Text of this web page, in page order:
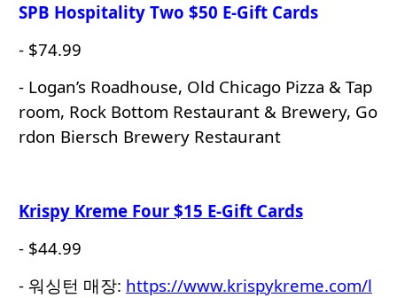
SPB Hospitality Two $50 E-Gift Cards
- $74.99
- Logan’s Roadhouse, Old Chicago Pizza & Tap
room, Rock Bottom Restaurant & Brewery, Go
rdon Biersch Brewery Restaurant
Krispy Kreme Four $15 E-Gift Cards
- $44.99
- 워싱턴 매장: https://www.krispykreme.com/l